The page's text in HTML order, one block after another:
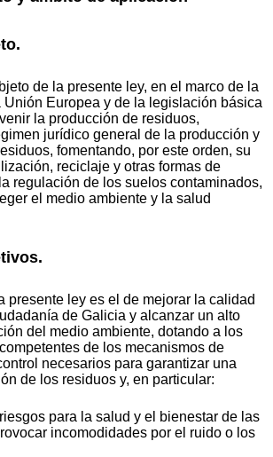
de la presente ley, en el marco de la
Unión Europea y de la legislación básica
la producción de residuos,
jurídico general de la producción y
fomentando, por este orden, su
reciclaje y otras formas de
regulación de los suelos contaminados,
el medio ambiente y la salud
presente ley es el de mejorar la calidad
de Galicia y alcanzar un alto
del medio ambiente, dotando a los
de los mecanismos de
necesarios para garantizar una
de los residuos y, en particular:
para la salud y el bienestar de las
incomodidades por el ruido o los